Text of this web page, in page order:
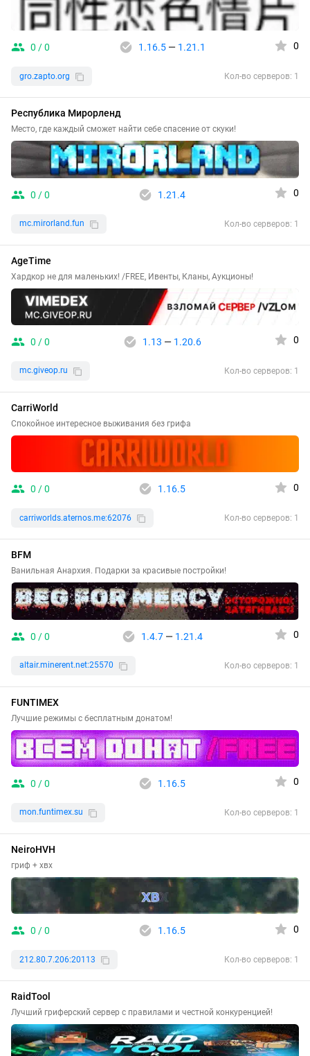
0 / 0 1.16.5— 1.21.1 0
gro.zapto.org Кол-во серверов: 1
Республика Мирорленд
Место, где каждый сможет найти себе спасение от скуки!
0 / 0 1.21.4 0
mc.mirorland.fun Кол-во серверов: 1
AgeTime
Хардкор не для маленьких! /FREE, Ивенты, Кланы, Аукционы!
0 / 0 1.13 — 1.20.6 0
mc.giveop.ru Кол-во серверов: 1
CarriWorld
Спокойное интересное выживания без грифа
0 / 0 1.16.5 0
carriworlds.aternos.me:62076 Кол-во серверов: 1
BFM
Ванильная Анархия. Подарки за красивые постройки!
0 / 0 1.4.7— 1.21.4 0
altair.minerent.net:25570 Кол-во серверов: 1
FUNTIMEX
Лучшие режимы с бесплатным донатом!
0 / 0 1.16.5 0
mon.funtimex.su Кол-во серверов: 1
NeiroHVH
гриф + хвх
0 / 0 1.16.5 0
212.80.7.206:20113 Кол-во серверов: 1
RaidTool
Лучший гриферский сервер с правилами и честной конкуренцией!